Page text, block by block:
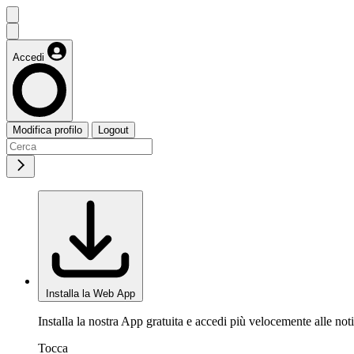
Accedi
Modifica profilo Logout
Installa la Web App
Installa la nostra App gratuita e accedi più velocemente alle
Tocca